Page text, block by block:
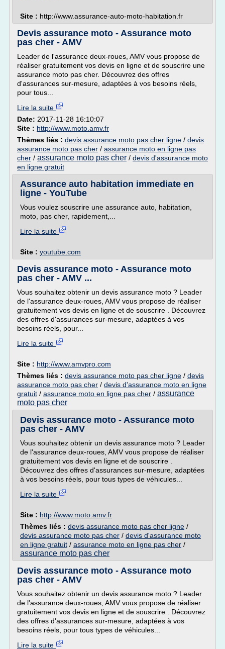
Site : http://www.assurance-auto-moto-habitation.fr
Devis assurance moto - Assurance moto
pas cher - AMV
Leader de l'assurance deux-roues, AMV vous propose de
réaliser gratuitement vos devis en ligne et de souscrire une
assurance moto pas cher. Découvrez des offres
d'assurances sur-mesure, adaptées à vos besoins réels,
pour tous...
Lire la suite
Date: 2017-11-28 16:10:07
Site : http://www.moto.amv.fr
Thèmes liés : devis assurance moto pas cher ligne / devis
assurance moto pas cher / assurance moto en ligne pas
cher / assurance moto pas cher / devis d'assurance moto
en ligne gratuit
Assurance auto habitation immediate en
ligne - YouTube
Vous voulez souscrire une assurance auto, habitation,
moto, pas cher, rapidement,...
Lire la suite
Site : youtube.com
Devis assurance moto - Assurance moto
pas cher - AMV ...
Vous souhaitez obtenir un devis assurance moto ? Leader
de l'assurance deux-roues, AMV vous propose de réaliser
gratuitement vos devis en ligne et de souscrire . Découvrez
des offres d'assurances sur-mesure, adaptées à vos
besoins réels, pour...
Lire la suite
Site : http://www.amvpro.com
Thèmes liés : devis assurance moto pas cher ligne / devis
assurance moto pas cher / devis d'assurance moto en ligne
gratuit / assurance moto en ligne pas cher / assurance
moto pas cher
Devis assurance moto - Assurance moto
pas cher - AMV
Vous souhaitez obtenir un devis assurance moto ? Leader
de l'assurance deux-roues, AMV vous propose de réaliser
gratuitement vos devis en ligne et de souscrire .
Découvrez des offres d'assurances sur-mesure, adaptées
à vos besoins réels, pour tous types de véhicules...
Lire la suite
Site : http://www.moto.amv.fr
Thèmes liés : devis assurance moto pas cher ligne /
devis assurance moto pas cher / devis d'assurance moto
en ligne gratuit / assurance moto en ligne pas cher /
assurance moto pas cher
Devis assurance moto - Assurance moto
pas cher - AMV
Vous souhaitez obtenir un devis assurance moto ? Leader
de l'assurance deux-roues, AMV vous propose de réaliser
gratuitement vos devis en ligne et de souscrire . Découvrez
des offres d'assurances sur-mesure, adaptées à vos
besoins réels, pour tous types de véhicules...
Lire la suite